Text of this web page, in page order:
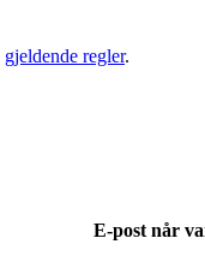
gjeldende regler.
E-post når